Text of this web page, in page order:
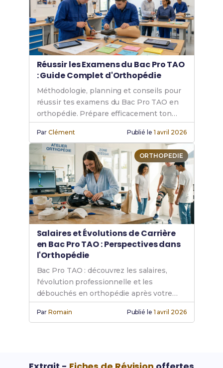
Réussir les Examens du Bac Pro TAO
: Guide Complet d'Orthopédie
Méthodologie, planning et conseils pour
réussir tes examens du Bac Pro TAO en
orthopédie. Prépare efficacement ton
diplôme ! 📚
ParClément Publié le 1 avril 2026
ORTHOPEDIE
Salaires et Évolutions de Carrière
en Bac Pro TAO : Perspectives dans
l'Orthopédie
Bac Pro TAO : découvrez les salaires,
l'évolution professionnelle et les
débouchés en orthopédie après votre
diplôme.
ParRomain Publié le 1 avril 2026